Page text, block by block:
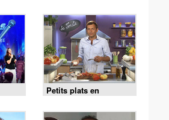
Petits plats en
équilibre